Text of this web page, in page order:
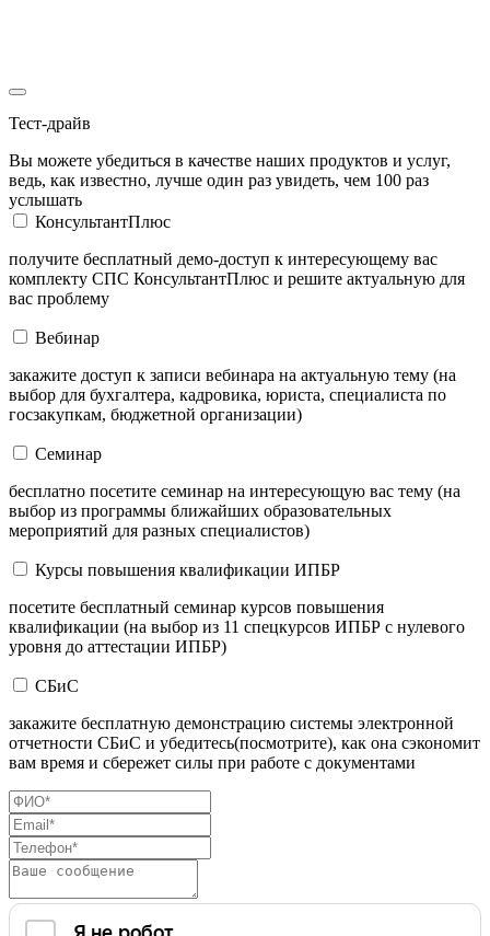
Тест-драйв
Вы можете убедиться в качестве наших продуктов и услуг,
ведь, как известно, лучше один раз увидеть, чем 100 раз
услышать
КонсультантПлюс
получите бесплатный демо-доступ к интересующему вас
комплекту СПС КонсультантПлюс и решите актуальную для
вас проблему
Вебинар
закажите доступ к записи вебинара на актуальную тему (на
выбор для бухгалтера, кадровика, юриста, специалиста по
госзакупкам, бюджетной организации)
Семинар
бесплатно посетите семинар на интересующую вас тему (на
выбор из программы ближайших образовательных
мероприятий для разных специалистов)
Курсы повышения квалификации ИПБР
посетите бесплатный семинар курсов повышения
квалификации (на выбор из 11 спецкурсов ИПБР с нулевого
уровня до аттестации ИПБР)
СБиС
закажите бесплатную демонстрацию системы электронной
отчетности СБиС и убедитесь(посмотрите), как она сэкономит
вам время и сбережет силы при работе с документами